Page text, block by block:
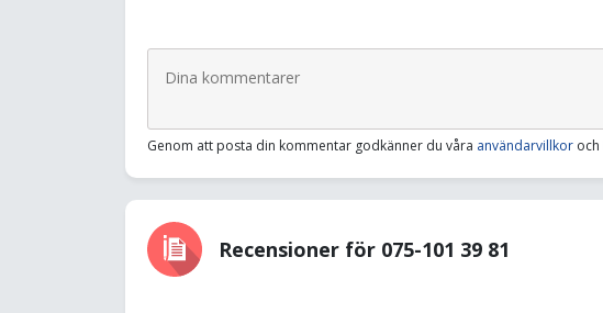
Genom att posta din kommentar godkänner du våra användarvillkor och
Recensioner för 075-101 39 81